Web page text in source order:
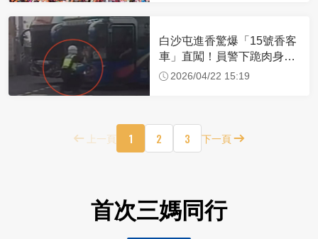
白沙屯進香驚爆「15號香客
車」直闖！員警下跪肉身擋
車：讓行人先過
2026/04/22 15:19
上一頁 1 2 3 下一頁
首次三媽同行